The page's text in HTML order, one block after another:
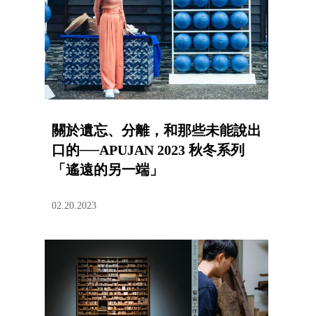
關於遺忘、分離，和那些未能說出
口的──APUJAN 2023 秋冬系列
「遙遠的另一端」
02.20.2023